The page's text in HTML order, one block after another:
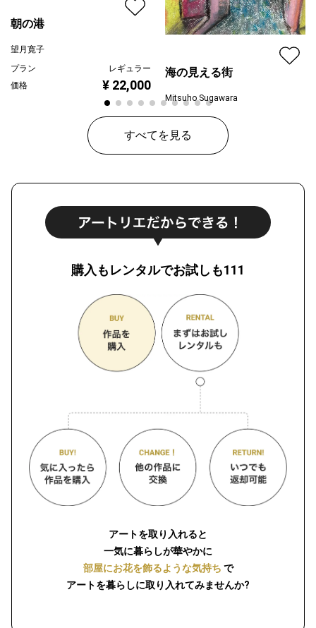
朝の港
望月寛子
プラン
レギュラー
価格
¥ 22,000
海の見える街
Mitsuho Sugawara
プラン
価格
すべてを見る
購入もレンタルでお試しも111
アートを取り入れると
一気に暮らしが華やかに
部屋にお花を飾るような気持ち で
アートを暮らしに取り入れてみませんか?